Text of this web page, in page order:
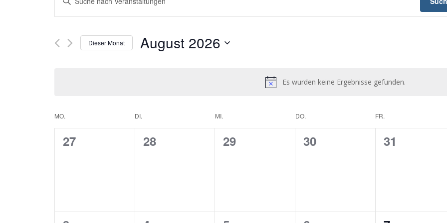
Es wurden keine Ergebnisse gefunden.
Suche
und
Ansichten,
Navigation
Schlüsselwort
eingeben.
nach
Veranstaltungen
Dieser Monat August 2026
Kalender
von
Veranstaltungen
MO. DI. MI. DO. FR.
0
27
0
28
0
29
0
30
0
31